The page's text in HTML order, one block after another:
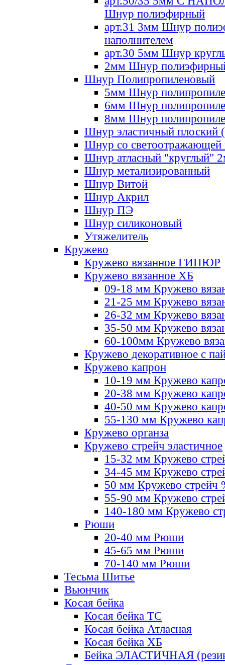
Шнур полиэфирный
арт.31 3мм Шнур
наполнителем
арт.30 5мм Шнур
2мм Шнур
Шнур Полипропиленовый
5мм Шнур
6мм Шнур
8мм Шнур
Шнур эластичный плоский
Шнур со светоотражающей
Шнур атласный "круглый"
Шнур метализированный
Шнур Витой
Шнур Акрил
Шнур ПЭ
Шнур силиконовый
Утяжелитель
Кружево
Кружево вязанное ГИПЮР
Кружево вязанное ХБ
09-18 мм Кружево
21-25 мм Кружево
26-32 мм Кружево
35-50 мм Кружево
60-100мм Кружево
Кружево декоративное с
Кружево капрон
10-19 мм Кружево
20-38 мм Кружево
40-50 мм Кружево
55-130 мм Кружево
Кружево органза
Кружево стрейч эластичное
15-32 мм Кружево
34-45 мм Кружево
50 мм Кружево стрейч
55-90 мм Кружево
140-180 мм Кружево
Рюши
20-40 мм Рюши
45-65 мм Рюши
70-140 мм Рюши
Тесьма Шитье
Вьюнчик
Косая бейка
Косая бейка ТС
Косая бейка Атласная
Косая бейка ХБ
Бейка ЭЛАСТИЧНАЯ